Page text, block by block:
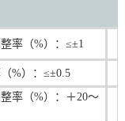
率（%）：≤±1
%）：≤±0.5
率（%）：＋20～